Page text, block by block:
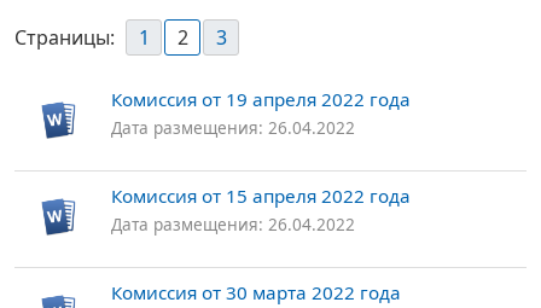
Страницы: 1 2 3
Комиссия от 19 апреля 2022 года
Дата размещения: 26.04.2022
Комиссия от 15 апреля 2022 года
Дата размещения: 26.04.2022
Комиссия от 30 марта 2022 года